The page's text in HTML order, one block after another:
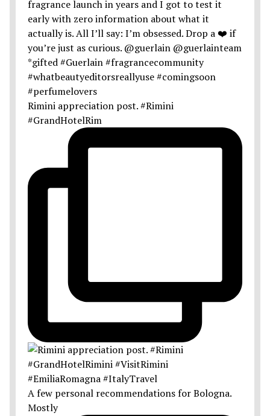
Rimini appreciation post. #Rimini
#GrandHotelRim
A few personal recommendations for Bologna.
Mostly